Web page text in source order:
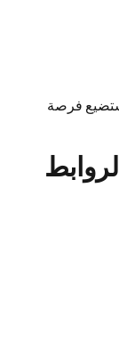
فرصة